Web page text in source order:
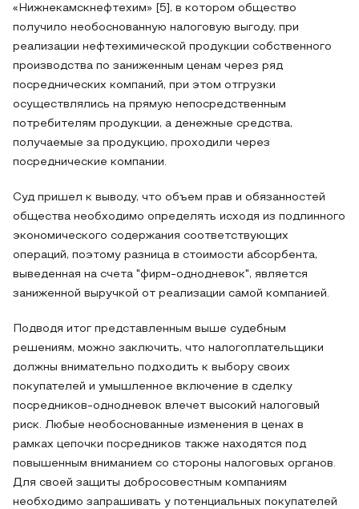
«Нижнекамскнефтехим» [5], в котором общество
получило необоснованную налоговую выгоду, при
реализации нефтехимической продукции собственного
производства по заниженным ценам через ряд
посреднических компаний, при этом отгрузки
осуществлялись на прямую непосредственным
потребителям продукции, а денежные средства,
получаемые за продукцию, проходили через
посреднические компании.
Суд пришел к выводу, что объем прав и обязанностей
общества необходимо определять исходя из подлинного
экономического содержания соответствующих
операций, поэтому разница в стоимости абсорбента,
выведенная на счета "фирм-однодневок", является
заниженной выручкой от реализации самой компанией.
Подводя итог представленным выше судебным
решениям, можно заключить, что налогоплательщики
должны внимательно подходить к выбору своих
покупателей и умышленное включение в сделку
посредников-однодневок влечет высокий налоговый
риск. Любые необоснованные изменения в ценах в
рамках цепочки посредников также находятся под
повышенным вниманием со стороны налоговых органов.
Для своей защиты добросовестным компаниям
необходимо запрашивать у потенциальных покупателей